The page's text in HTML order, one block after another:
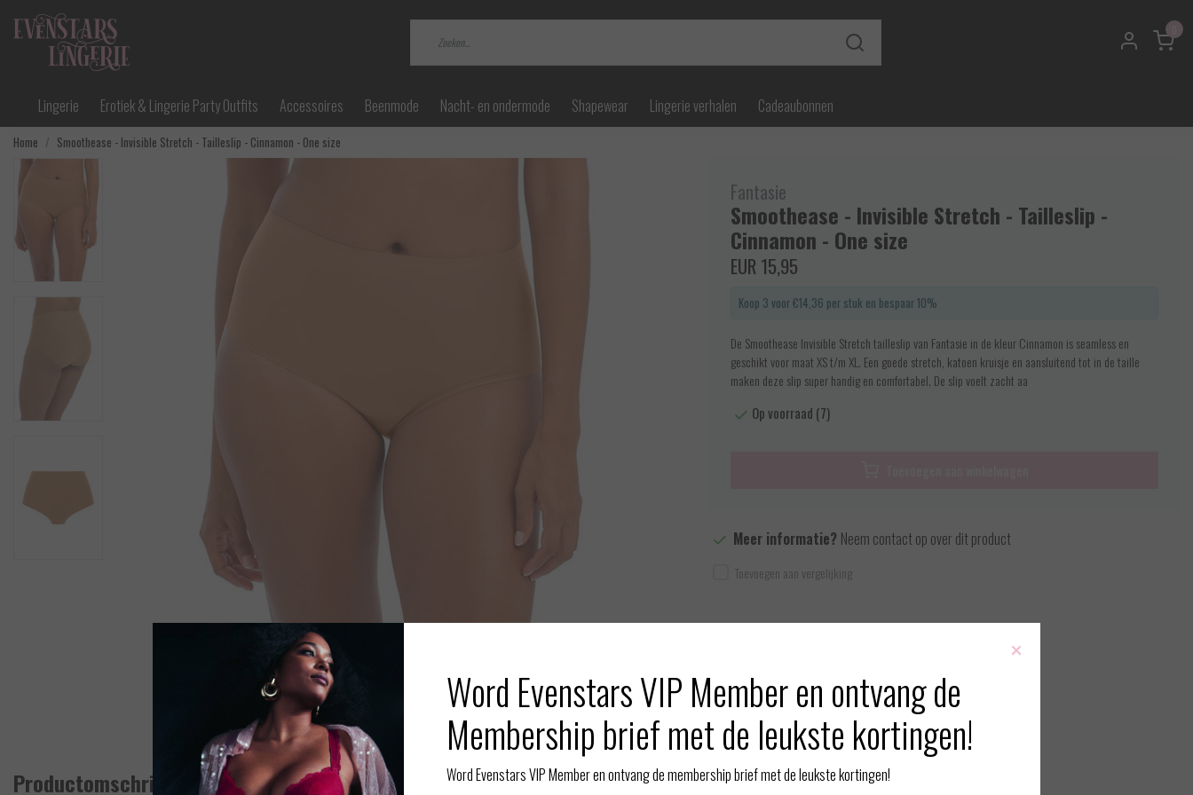
Lingerie Erotiek & Lingerie Party Outfits Accessoires Beenmode Nacht- en ondermode Shapewear Lingerie verhalen Cadeaubonnen
Home Smoothease - Invisible Stretch - Tailleslip - Cinnamon - One size
Afbeelding vergroten
Fantasie
Smoothease - Invisible Stretch - Tailleslip -
Cinnamon - One size
EUR 15,95
Koop 3 voor €14,36 per stuk en bespaar 10%
De Smoothease Invisible Stretch tailleslip van Fantasie in de kleur Cinnamon is seamless en
geschikt voor maat XS t/m XL. Een goede stretch, katoen kruisje en aansluitend tot in de taille
maken deze slip super handig en comfortabel. De slip voelt zacht aa
Op voorraad (7)
Meer informatie? Neem contact op over dit product
Toevoegen aan vergelijking
Productomschrijving Gerelateerde producten
×
Word Evenstars VIP Member en ontvang de
Membership brief met de leukste kortingen!
Word Evenstars VIP Member en ontvang de membership brief met de leukste kortingen!